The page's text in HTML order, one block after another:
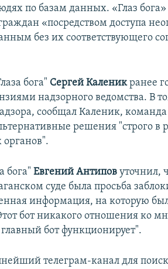
по базам данных. «Глаз
«посредством доступа
без их соответствующего
бога" Сергей Каленикранее
надзорного ведомства. В
сообщал Каленик,
решения "строго в
органов".
бога"Евгений Антипов уточнил,
суде была просьба
информация, на которую
бот никакого отношения ко
бот функционирует".
телеграм-канал для